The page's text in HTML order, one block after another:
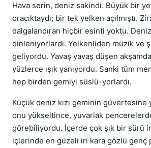
Hava serin, deniz sakindi. Büyük bir
oracıktaydı; bir tek yelken açılmıştı.
dalgalandıran hiçbir esinti yoktu.
dinleniyorlardı. Yelkenliden müzik ve
geliyordu. Yavaş yavaş düşen
yüzlerce ışık yanıyordu. Sanki tüm
hep birden gemiyi süslü-yorlardı.
Küçük deniz kızı geminin güvertesine
onu yükseltince, yuvarlak
görebiliyordu. İçerde çok şık bir sürü
içlerinde en güzeli iri kara gözlü genç